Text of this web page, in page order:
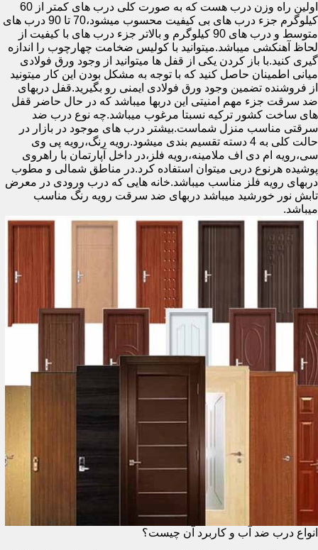
اولین راه وزن درب هست که به صورت کلی درب های کمتر از 60
کیلوگرم جزء درب های بی کیفیت محسوب میشود،70 تا 90 درب های
متوسط و درب های 90 کیلوگرم و بالاتر جزء درب های با کیفیت از
لحاظ آهنکشی میباشد.میتوانید با کولیس ضخامت چهارچوب را اندازه
گیری کنید.با باز کردن یکی از قفل ها میتوانید از وجود ورق فولادی
میانی اطمینان حاصل کنید که با توجه به مشکل بودن این کار میتونید
از فروشنده تضمین وجود ورق فولادی ایمنی رو بگیرید.قفل دربهای
ضد سرقت جزء مهم امنیتی این دربها میباشد که در حال حاضر قفل
های ساخت کشور ترکیه نسبتا مرغوب میباشد.چه نوع درب ضد
سرقتی مناسب منزل شماست.بیشتر درب های موجود در بازار در
حالت کلی به 4 دسته تقسیم بندی میشود.رویه رنگ،رویه پی وی
سی،رویه ام دی اف ملامینه،رویه فلز،در داخل آپارتمان با راهروی
پوشیده هرنوع دربی میتوان استفاده کرد.در مناطق شمالی و مطوب
دربهای رویه فلز مناسب میباشد.خانه هایی که درب ورودی در معرض
تابش نور خورشید میباشد دربهای ضد سرقت رویه رنگ مناسب
میباشد.
انواع درب ضد آب و کاربرد آن چیست؟